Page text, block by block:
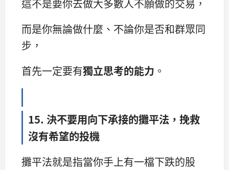
這不是要你去做大多數人不願做的交易，
而是你無論做什麼、不論你是否和群眾同
步，
首先一定要有獨立思考的能力 。
15. 決不要用向下承接的攤平法，挽救
沒有希望的投機
攤平法就是指當你手上有一檔下跌的股